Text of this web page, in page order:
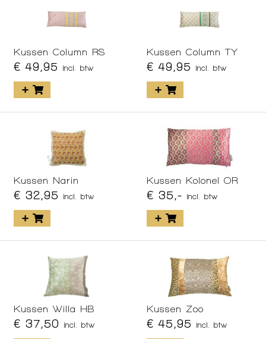
Kussen Column RS
€ 49,95 incl. btw
Kussen Column TY
€ 49,95 incl. btw
Kussen Narin
€ 32,95 incl. btw
Kussen Kolonel OR
€ 35,- incl. btw
Kussen Willa HB
€ 37,50 incl. btw
Kussen Zoo
€ 45,95 incl. btw